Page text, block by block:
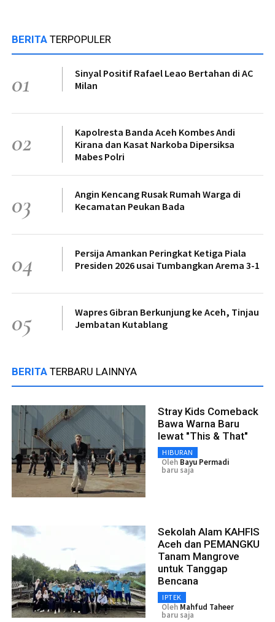
BERITA TERPOPULER
01
Sinyal Positif Rafael Leao Bertahan di AC
Milan
02
Kapolresta Banda Aceh Kombes Andi
Kirana dan Kasat Narkoba Dipersiksa
Mabes Polri
03
Angin Kencang Rusak Rumah Warga di
Kecamatan Peukan Bada
04
Persija Amankan Peringkat Ketiga Piala
Presiden 2026 usai Tumbangkan Arema 3-1
05
Wapres Gibran Berkunjung ke Aceh, Tinjau
Jembatan Kutablang
BERITA TERBARU LAINNYA
Stray Kids Comeback
Bawa Warna Baru
lewat "This & That"
HIBURAN
Oleh Bayu Permadi
baru saja
Sekolah Alam KAHFIS
Aceh dan PEMANGKU
Tanam Mangrove
untuk Tanggap
Bencana
IPTEK
Oleh Mahfud Taheer
baru saja